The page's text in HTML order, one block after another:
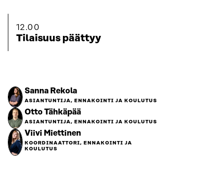
12.00
Tilaisuus päättyy
Sanna Rekola
ASIANTUNTIJA, ENNAKOINTI JA KOULUTUS
Otto Tähkäpää
ASIANTUNTIJA, ENNAKOINTI JA KOULUTUS
Viivi Miettinen
KOORDINAATTORI, ENNAKOINTI JA
KOULUTUS